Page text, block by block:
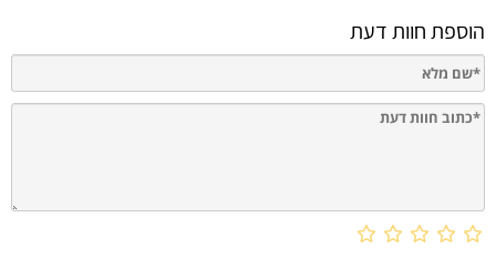
הוספת חוות דעת